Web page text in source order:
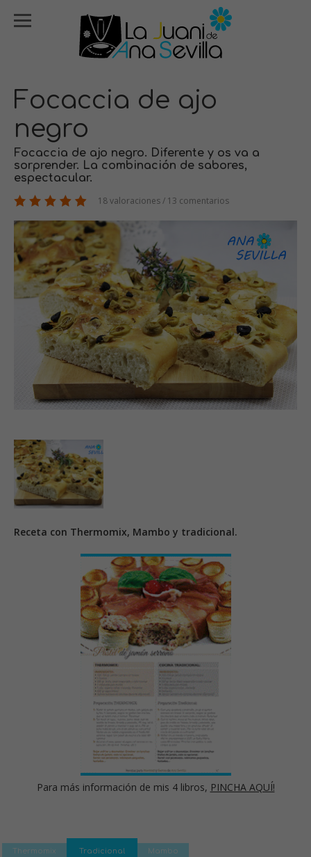
Focaccia de ajo
negro
Focaccia de ajo negro. Diferente y os va a
sorprender. La combinación de sabores,
espectacular.
18 valoraciones / 13 comentarios
Receta con Thermomix, Mambo y tradicional.
Para más información de mis 4 libros, PINCHA AQUÍ!
Thermomix Tradicional Mambo